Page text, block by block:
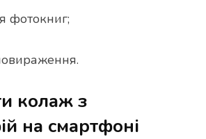
фотокниг;
колаж з
на смартфоні